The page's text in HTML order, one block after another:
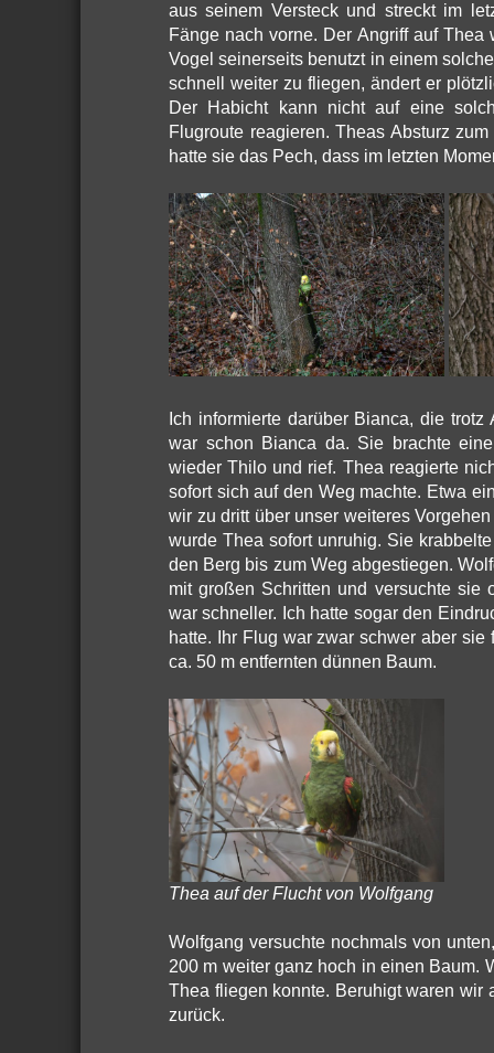
aus seinem Versteck und streckt im
Fänge nach vorne. Der Angriff auf
Vogel seinerseits benutzt in einem
schnell weiter zu fliegen, ändert er
Der Habicht kann nicht auf eine
Flugroute reagieren. Theas Absturz
hatte sie das Pech, dass im letzten
Ich informierte darüber Bianca, die
war schon Bianca da. Sie brachte
wieder Thilo und rief. Thea reagierte
sofort sich auf den Weg machte. Etwa
wir zu dritt über unser weiteres
wurde Thea sofort unruhig. Sie
den Berg bis zum Weg abgestiegen.
mit großen Schritten und versuchte sie
war schneller. Ich hatte sogar den
hatte. Ihr Flug war zwar schwer aber
ca. 50 m entfernten dünnen Baum.
Thea auf der Flucht von Wolfgang
Wolfgang versuchte nochmals von
200 m weiter ganz hoch in einen Baum.
Thea fliegen konnte. Beruhigt waren wir
zurück.